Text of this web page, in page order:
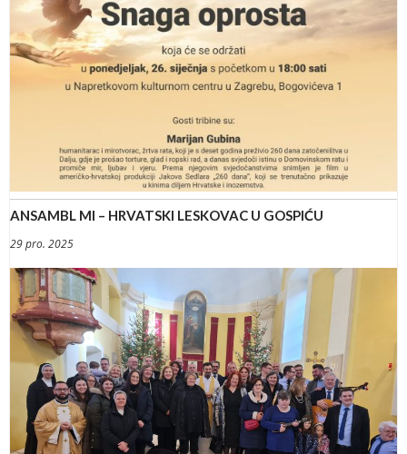
ANSAMBL MI – HRVATSKI LESKOVAC U GOSPIĆU
29 pro. 2025